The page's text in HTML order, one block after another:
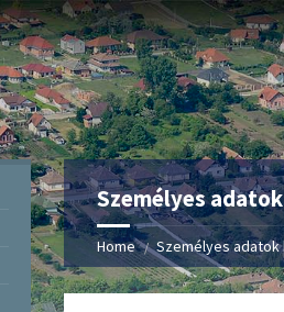
Személyes
Home Személyes